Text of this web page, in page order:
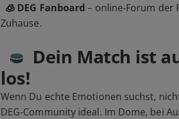
🧊 DEG Fanboard – online‑Forum der
Zuhause.
Dein Match ist
los!
Wenn Du echte Emotionen suchst,
DEG‑Community ideal. Im Dome, bei